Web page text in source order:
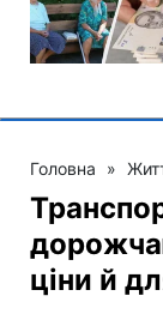
Головна »
ціни й